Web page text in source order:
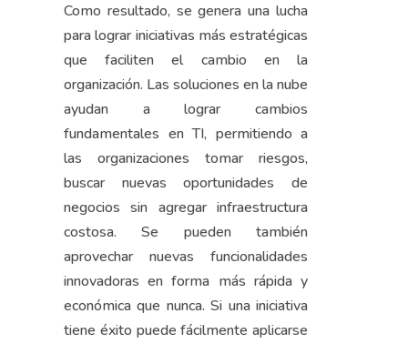
Como resultado, se genera una lucha
para lograr iniciativas más estratégicas
que faciliten el cambio en la
organización. Las soluciones en la nube
ayudan a lograr cambios
fundamentales en TI, permitiendo a
las organizaciones tomar riesgos,
buscar nuevas oportunidades de
negocios sin agregar infraestructura
costosa. Se pueden también
aprovechar nuevas funcionalidades
innovadoras en forma más rápida y
económica que nunca. Si una iniciativa
tiene éxito puede fácilmente aplicarse